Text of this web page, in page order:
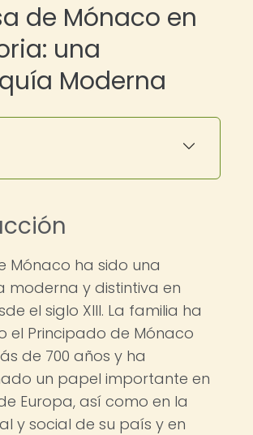
de Mónaco en
una
Moderna
Mónaco ha sido una
moderna y distintiva en
el siglo XIII. La familia ha
el Principado de Mónaco
de 700 años y ha
un papel importante en
Europa, así como en la
y social de su país y en